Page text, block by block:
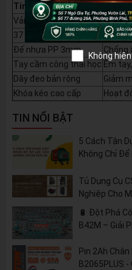
Tính năng
Mô tả
Vải Oxford 1680D
Siêu
37 ngăn chứa
Sắp
Đế nhựa PP 3mm
Chống
Tay cầm công thái học Êm
Dây đeo bản rộng
Giảm
Khóa kéo cao cấp
Hoạt
TIN NỔI BẬT
5 Cách Tận
Không Chỉ Để
Tủ Dụng Cụ
Nghiệp Cho
🔋 Đột Phá
B42M – Giải
Pin 2Ah
B2065PLUS -
Không